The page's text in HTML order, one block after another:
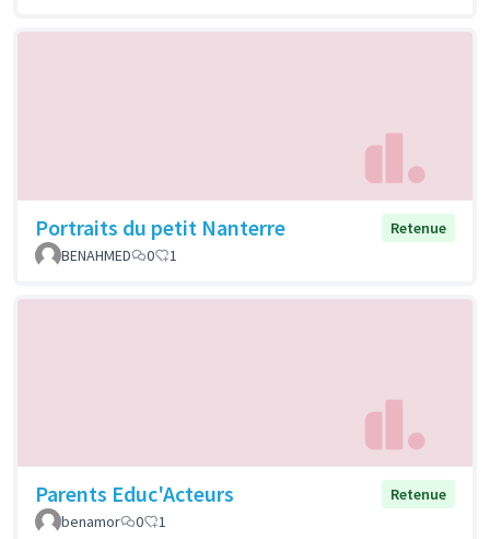
Portraits du petit Nanterre
Retenue
BENAHMED
0 1
Parents Educ'Acteurs
Retenue
benamor
0 1